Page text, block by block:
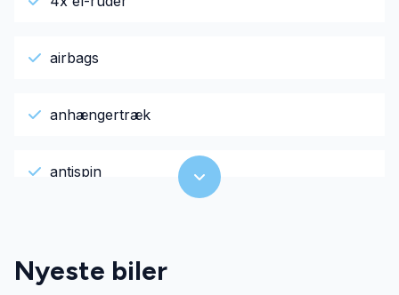
airbags
anhængertræk
antispin
Automatisk start/stop
Nyeste biler